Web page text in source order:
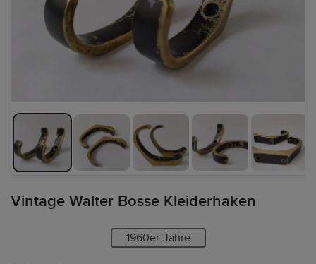
Vintage Walter Bosse Kleiderhaken
1960er-Jahre